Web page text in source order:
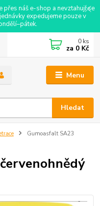
přes náš e-shop a nevztahují se
expedujeme pouze v
Menu
Hledat
0 ks
za 0 Kč
Gumoasfalt SA23